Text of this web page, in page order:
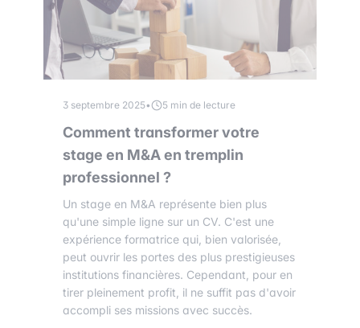
3 septembre 2025• 5 min de lecture
Comment transformer votre
stage en M&A en tremplin
professionnel ?
Un stage en M&A représente bien plus
qu'une simple ligne sur un CV. C'est une
expérience formatrice qui, bien valorisée,
peut ouvrir les portes des plus prestigieuses
institutions financières. Cependant, pour en
tirer pleinement profit, il ne suffit pas d'avoir
accompli ses missions avec succès.